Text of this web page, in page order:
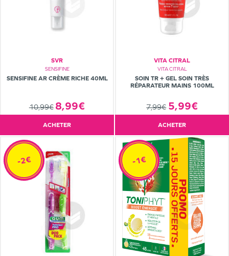
SVR
SENSIFINE
SENSIFINE AR CRÈME RICHE 40ML
10,99€ 8,99€
ACHETER
VITA CITRAL
VITA CITRAL
SOIN TR + GEL SOIN TRÈS
RÉPARATEUR MAINS 100ML
7,99€ 5,99€
ACHETER
-2€ -1€